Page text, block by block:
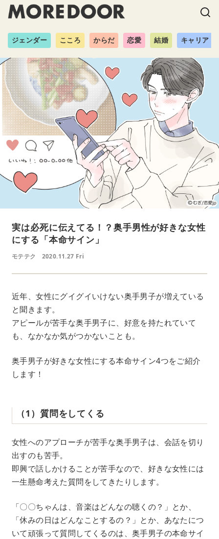
ジェンダー こころ からだ 恋愛 結婚 キャリア
実は必死に伝えてる！？奥手男性が好きな女性
にする「本命サイン」
モテテク 2020.11.27 Fri
近年、女性にグイグイいけない奥手男子が増えている
と聞きます。
アピールが苦手な奥手男子に、好意を持たれていて
も、なかなか気がつかないことも。
奥手男子が好きな女性にする本命サイン4つをご紹介
します！
（1）質問をしてくる
女性へのアプローチが苦手な奥手男子は、会話を切り
出すのも苦手。
即興で話しかけることが苦手なので、好きな女性には
一生懸命考えた質問をしてきたりします。
「〇〇ちゃんは、音楽はどんなの聴くの？」とか、
「休みの日はどんなことするの？」とか、あなたにつ
いて頑張って質問してくるのは、奥手男子の本命サイ